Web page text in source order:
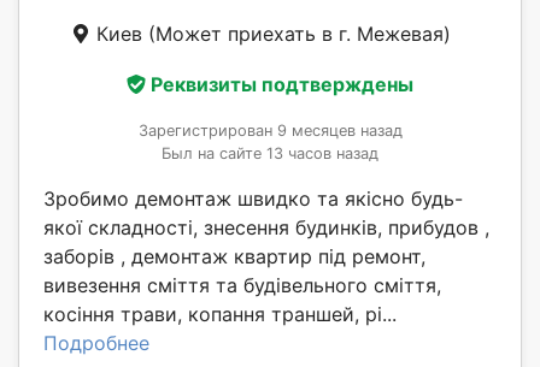
Киев (Может приехать в г. Межевая)
Реквизиты подтверждены
Зарегистрирован 9 месяцев назад
Был на сайте 13 часов назад
Зробимо демонтаж швидко та якісно будь-
якої складності, знесення будинків, прибудов ,
заборів , демонтаж квартир під ремонт,
вивезення сміття та будівельного сміття,
косіння трави, копання траншей, рі...
Подробнее